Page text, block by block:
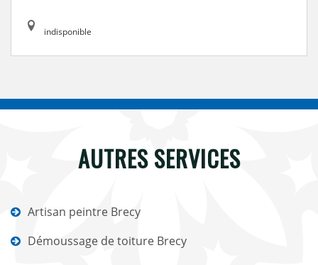
indisponible
AUTRES SERVICES
Artisan peintre Brecy
Démoussage de toiture Brecy